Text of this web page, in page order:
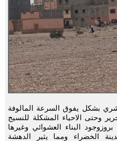
وحتى الاحياء المشكلة للنسيج
البناء العشوائي وغيرها
الخضراء ومما يثير الدهشة